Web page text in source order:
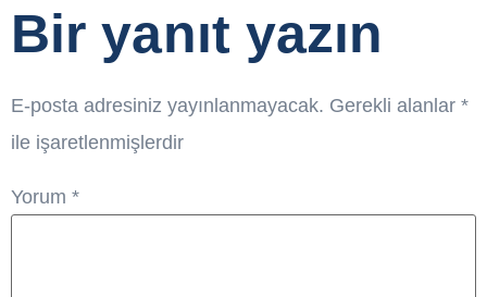
Bir yanıt yazın
E-posta adresiniz yayınlanmayacak. Gerekli alanlar *
ile işaretlenmişlerdir
Yorum *